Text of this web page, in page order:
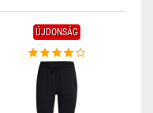
ÚJDONSÁG